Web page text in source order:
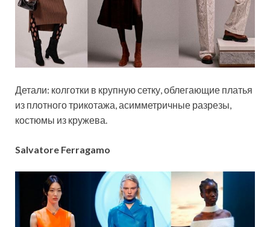
Детали: колготки в крупную сетку, облегающие платья
из плотного трикотажа, асимметричные разрезы,
костюмы из кружева.
Salvatore Ferragamo